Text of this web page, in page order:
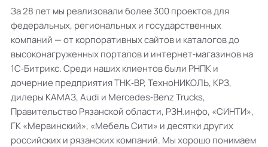
За 28 лет мы реализовали более 300 проектов для
федеральных, региональных и государственных
компаний — от корпоративных сайтов и каталогов до
высоконагруженных порталов и интернет‑магазинов на
1С‑Битрикс. Среди наших клиентов были РНПК и
дочерние предприятия ТНК‑BP, ТехноНИКОЛЬ, КРЗ,
дилеры КАМАЗ, Audi и Mercedes‑Benz Trucks,
Правительство Рязанской области, РЗН.инфо, «СИНТИ»,
ГК «Мервинский», «Мебель Сити» и десятки других
российских и рязанских компаний. Мы хорошо понимаем